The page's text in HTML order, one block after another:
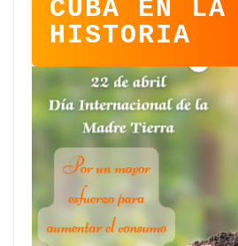
CUBA EN LA
HISTORIA